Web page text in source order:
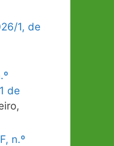
1, de
de
n.º